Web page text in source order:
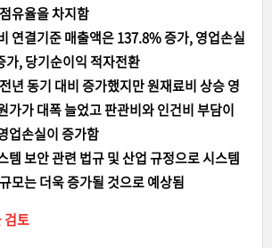
유율을 차지함
연결기준 매출액은 137.8% 증가, 영업손실
가, 당기순이익 적자전환
년 동기 대비 증가했지만 원재료비 상승 영
가가 대폭 늘었고 판관비와 인건비 부담이
업손실이 증가함
템 보안 관련 법규 및 산업 규정으로 시스템
모는 더욱 증가될 것으로 예상됨
검토